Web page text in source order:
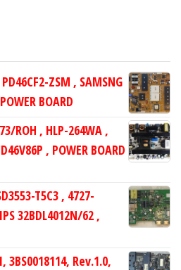
ZSM , SAMSNG
BOARD
ROH , HLP-264WA ,
, POWER BOARD
T5C3 , 4727-
32BDL4012N/62 ,
3BS0018114, Rev.1.0,